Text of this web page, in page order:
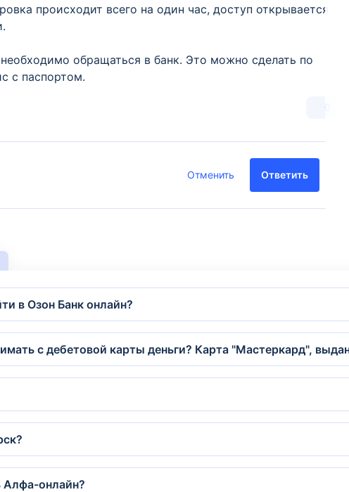
происходит всего на один час, доступ открывается
обращаться в банк. Это можно сделать по
с паспортом.
0
Отменить Ответить
в Озон Банк онлайн?
с дебетовой карты деньги? Карта "Мастеркард",
Алфа-онлайн?